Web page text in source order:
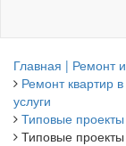
Главная | Ремонт
Ремонт квартир
услуги
Типовые проекты
Типовые проекты